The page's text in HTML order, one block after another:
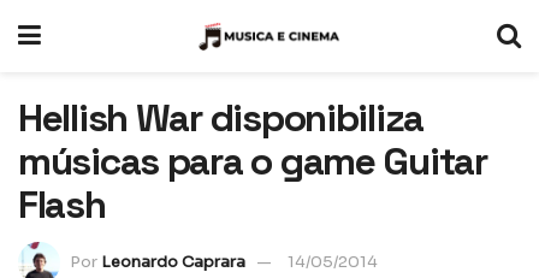
Hellish War disponibiliza
músicas para o game Guitar
Flash
Por Leonardo Caprara 14/05/2014